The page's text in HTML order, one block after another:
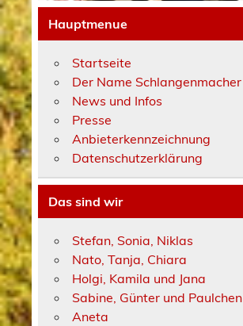
Hauptmenue
Startseite
Der Name Schlangenmacher
News und Infos
Presse
Anbieterkennzeichnung
Datenschutzerklärung
Das sind wir
Stefan, Sonia, Niklas
Nato, Tanja, Chiara
Holgi, Kamila und Jana
Sabine, Günter und Paulchen
Aneta